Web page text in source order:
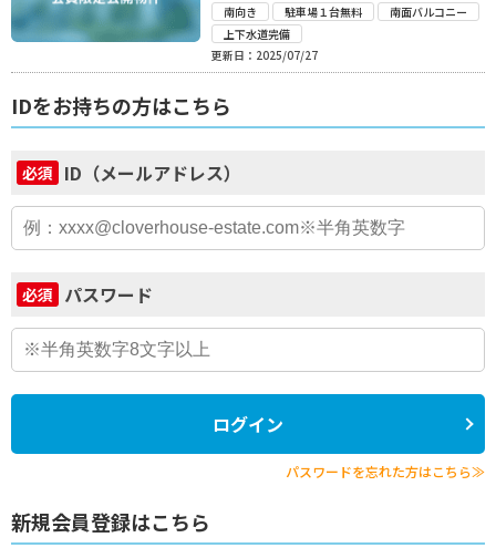
南向き
駐車場１台無料
南面バルコニー
上下水道完備
更新日：2025/07/27
IDをお持ちの方はこちら
必須 ID（メールアドレス）
必須 パスワード
ログイン
パスワードを忘れた方はこちら≫
新規会員登録はこちら